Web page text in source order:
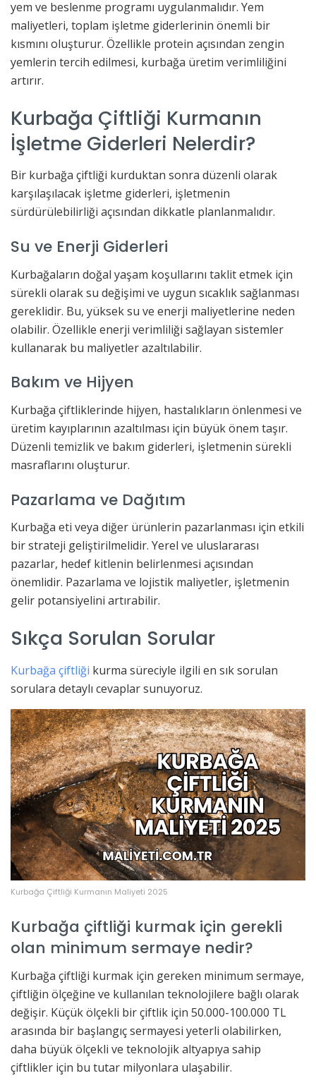
yem ve beslenme programı uygulanmalıdır. Yem
maliyetleri, toplam işletme giderlerinin önemli bir
kısmını oluşturur. Özellikle protein açısından zengin
yemlerin tercih edilmesi, kurbağa üretim verimliliğini
artırır.
Kurbağa Çiftliği Kurmanın
İşletme Giderleri Nelerdir?
Bir kurbağa çiftliği kurduktan sonra düzenli olarak
karşılaşılacak işletme giderleri, işletmenin
sürdürülebilirliği açısından dikkatle planlanmalıdır.
Su ve Enerji Giderleri
Kurbağaların doğal yaşam koşullarını taklit etmek için
sürekli olarak su değişimi ve uygun sıcaklık sağlanması
gereklidir. Bu, yüksek su ve enerji maliyetlerine neden
olabilir. Özellikle enerji verimliliği sağlayan sistemler
kullanarak bu maliyetler azaltılabilir.
Bakım ve Hijyen
Kurbağa çiftliklerinde hijyen, hastalıkların önlenmesi ve
üretim kayıplarının azaltılması için büyük önem taşır.
Düzenli temizlik ve bakım giderleri, işletmenin sürekli
masraflarını oluşturur.
Pazarlama ve Dağıtım
Kurbağa eti veya diğer ürünlerin pazarlanması için etkili
bir strateji geliştirilmelidir. Yerel ve uluslararası
pazarlar, hedef kitlenin belirlenmesi açısından
önemlidir. Pazarlama ve lojistik maliyetler, işletmenin
gelir potansiyelini artırabilir.
Sıkça Sorulan Sorular
Kurbağa çiftliği kurma süreciyle ilgili en sık sorulan
sorulara detaylı cevaplar sunuyoruz.
Kurbağa Çiftliği Kurmanın Maliyeti 2025
Kurbağa çiftliği kurmak için gerekli
olan minimum sermaye nedir?
Kurbağa çiftliği kurmak için gereken minimum sermaye,
çiftliğin ölçeğine ve kullanılan teknolojilere bağlı olarak
değişir. Küçük ölçekli bir çiftlik için 50.000-100.000 TL
arasında bir başlangıç sermayesi yeterli olabilirken,
daha büyük ölçekli ve teknolojik altyapıya sahip
çiftlikler için bu tutar milyonlara ulaşabilir.